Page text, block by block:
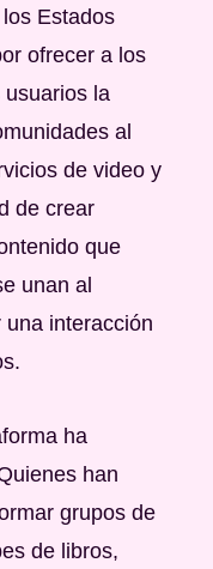
Estados
ofrecer a los
usuarios la
al
de video y
de crear
que
unan al
interacción
ha
han
grupos de
de libros,